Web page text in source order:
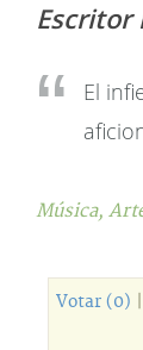
Escritor
El
Música,
Votar (0)